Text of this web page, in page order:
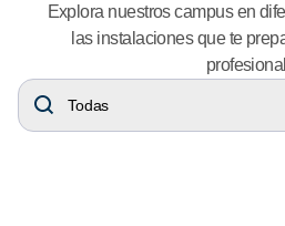
Explora nuestros campus en
las instalaciones que te